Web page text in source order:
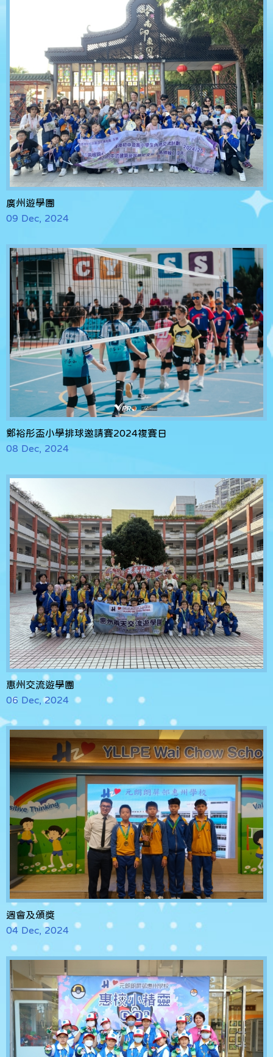
廣州遊學團
09 Dec, 2024
鄭裕彤盃小學排球邀請賽2024複賽日
08 Dec, 2024
惠州交流遊學團
06 Dec, 2024
週會及頒獎
04 Dec, 2024